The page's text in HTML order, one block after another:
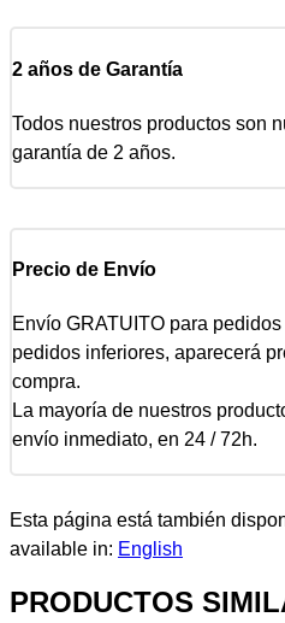
2 años de Garantía
Todos nuestros productos son
garantía de 2 años.
Precio de Envío
Envío GRATUITO para
pedidos inferiores, aparecerá
compra.
La mayoría de nuestros
envío inmediato, en 24 / 72h.
Esta página está también
available in: English
PRODUCTOS